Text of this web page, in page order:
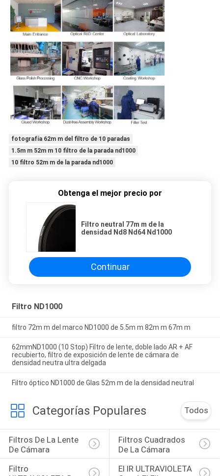
fotografía 62m m del filtro de 10 paradas
1.5m m 52m m 10 filtro de la parada nd1000
10 filtro 52m m de la parada nd1000
Obtenga el mejor precio por
Filtro neutral 77m m de la
densidad Nd8 Nd64 Nd1000
Continuar
Filtro ND1000
filtro 72m m del marco ND1000 de 5.5m m 82m m 67m m
62mmND1000 (10 Stop) Filtro de lente, doble lado AR + AF
recubierto, filtro de exposición de lente de cámara de
densidad neutra ultra delgada
Filtro óptico ND1000 de Glas 52m m de la densidad neutral
Categorías Populares Todos
Filtros De La Lente
De Cámara
Filtros Cuadrados
De La Cámara
Filtro
El IR ULTRAVIOLETA